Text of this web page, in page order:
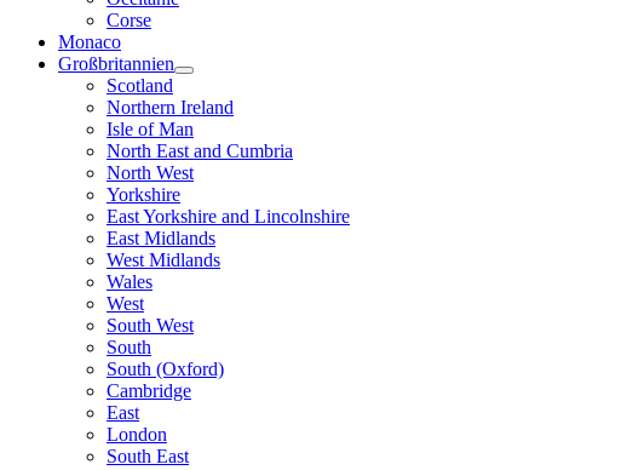
Corse
Monaco
Großbritannien
Scotland
Northern Ireland
Isle of Man
North East and Cumbria
North West
Yorkshire
East Yorkshire and Lincolnshire
East Midlands
West Midlands
Wales
West
South West
South
South (Oxford)
Cambridge
East
London
South East